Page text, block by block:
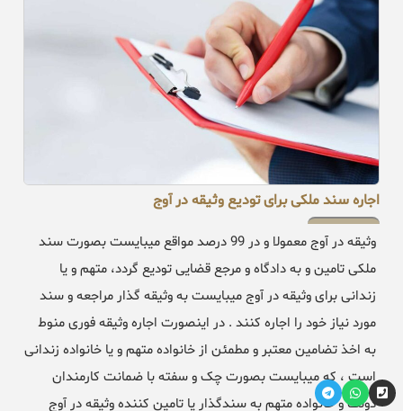
اجاره سند ملکی برای تودیع وثیقه در آوج
وثیقه در آوج معمولا و در 99 درصد مواقع میبایست بصورت سند
ملکی تامین و به دادگاه و مرجع قضایی تودیع گردد، متهم و یا
زندانی برای وثیقه در آوج میبایست به وثیقه گذار مراجعه و سند
مورد نیاز خود را اجاره کنند . در اینصورت اجاره وثیقه فوری منوط
به اخذ تضامین معتبر و مطمئن از خانواده متهم و یا خانواده زندانی
است ، که میبایست بصورت چک و سفته با ضمانت کارمندان
دولت و خانواده متهم به سندگذار یا تامین کننده وثیقه در آوج